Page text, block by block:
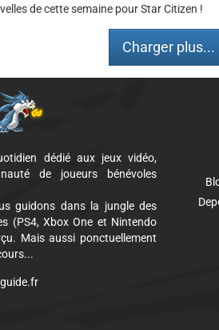
de cette semaine pour Star Citizen !
Charger plus...
dédié aux jeux vidéo,
de joueurs bénévoles
guidons dans la jungle des
(PS4, Xbox One et Nintendo
Mais aussi ponctuellement